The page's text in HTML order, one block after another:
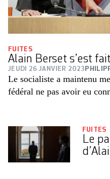
FUITES
Alain Berset s’est
JEUDI 26 JANVIER 2023
Le socialiste a maintenu
fédéral ne pas avoir eu
FUITES
Le